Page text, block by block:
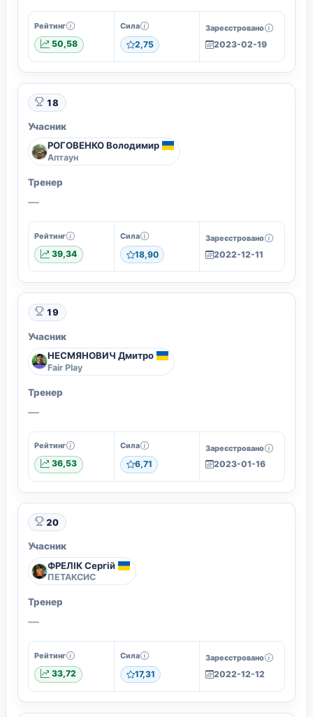
Рейтинг
50,58
Сила
2,75
Зареєстровано
2023-02-19
18
Учасник
РОГОВЕНКО Володимир
Аптаун
Тренер
—
Рейтинг
39,34
Сила
18,90
Зареєстровано
2022-12-11
19
Учасник
НЕСМЯНОВИЧ Дмитро
Fair Play
Тренер
—
Рейтинг
36,53
Сила
6,71
Зареєстровано
2023-01-16
20
Учасник
ФРЕЛІК Сергій
ПЕТАКСИС
Тренер
—
Рейтинг
33,72
Сила
17,31
Зареєстровано
2022-12-12